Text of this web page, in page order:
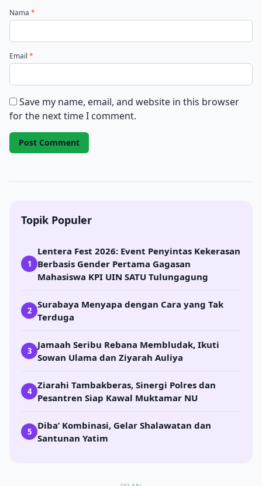
Nama *
Email *
Save my name, email, and website in this browser
for the next time I comment.
Topik Populer
1
Lentera Fest 2026: Event Penyintas Kekerasan
Berbasis Gender Pertama Gagasan
Mahasiswa KPI UIN SATU Tulungagung
2
Surabaya Menyapa dengan Cara yang Tak
Terduga
3
Jamaah Seribu Rebana Membludak, Ikuti
Sowan Ulama dan Ziyarah Auliya
4
Ziarahi Tambakberas, Sinergi Polres dan
Pesantren Siap Kawal Muktamar NU
5
Diba’ Kombinasi, Gelar Shalawatan dan
Santunan Yatim